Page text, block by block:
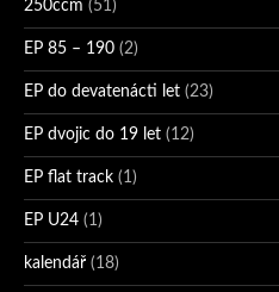
250ccm (51)
EP 85 – 190 (2)
EP do devatenácti let (23)
EP dvojic do 19 let (12)
EP flat track (1)
EP U24 (1)
kalendář (18)